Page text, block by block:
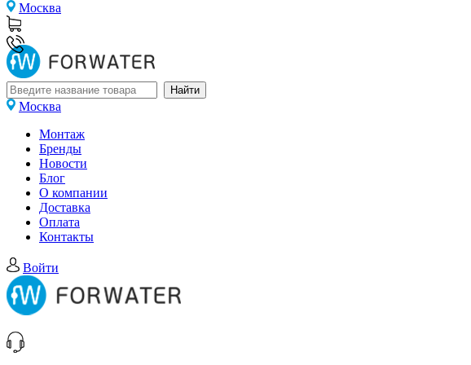
Москва
Москва
Монтаж
Бренды
Новости
Блог
О компании
Доставка
Оплата
Контакты
Войти